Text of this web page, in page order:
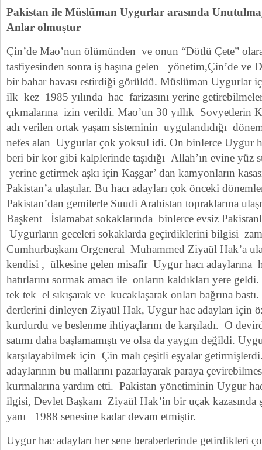
Pakistan ile Müslüman Uygurlar arasında
Anlar olmuştur
Çin’de Mao’nun ölümünden ve onun “Dötlü Çete”
tasfiyesinden sonra iş başına gelen yönetim,Çin’de ve
bir bahar havası estirdiği görüldü. Müslüman Uygurlar
ilk kez 1985 yılında hac farizasını yerine
çıkmalarına izin verildi. Mao’un 30 yıllık Sovyetlerin
adı verilen ortak yaşam sisteminin uygulandıdığı
nefes alan Uygurlar çok yoksul idi. On binlerce Uygur
beri bir kor gibi kalplerinde taşıdığı Allah’ın evine yüz
yerine getirmek aşkı için Kaşgar’ dan kamyonların
Pakistan’a ulaştılar. Bu hacı adayları çok önceki
Pakistan’dan gemilerle Suudi Arabistan topraklarına
Başkent İslamabat sokaklarında binlerce evsiz
Uygurların geceleri sokaklarda geçirdiklerini bilgisi
Cumhurbaşkanı Orgeneral Muhammed Ziyaül Hak’a
kendisi , ülkesine gelen misafir Uygur hacı adaylarına
hatırlarını sormak amacı ile onların kaldıkları yere
tek tek el sıkışarak ve kucaklaşarak onları bağrına
dertlerini dinleyen Ziyaül Hak, Uygur hac adayları için
kurdurdu ve beslenme ihtiyaçlarını de karşıladı. O
satımı daha başlamamıştı ve olsa da yaygın değildi.
karşılayabilmek için Çin malı çeşitli eşyalar
adaylarının bu mallarını pazarlayarak paraya
kurmalarına yardım etti. Pakistan yönetiminin Uygur
ilgisi, Devlet Başkanı Ziyaül Hak’in bir uçak kazasında
yanı 1988 senesine kadar devam etmiştir.
Uygur hac adayları her sene beraberlerinde getirdikleri